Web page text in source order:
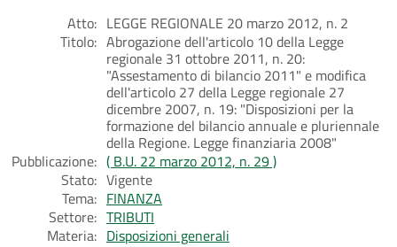
Atto: LEGGE REGIONALE 20 marzo 2012, n. 2
Titolo: Abrogazione dell'articolo 10 della Legge
regionale 31 ottobre 2011, n. 20:
"Assestamento di bilancio 2011" e modifica
dell'articolo 27 della Legge regionale 27
dicembre 2007, n. 19: "Disposizioni per la
formazione del bilancio annuale e pluriennale
della Regione. Legge finanziaria 2008"
Pubblicazione: ( B.U. 22 marzo 2012, n. 29 )
Stato: Vigente
Tema: FINANZA
Settore: TRIBUTI
Materia: Disposizioni generali